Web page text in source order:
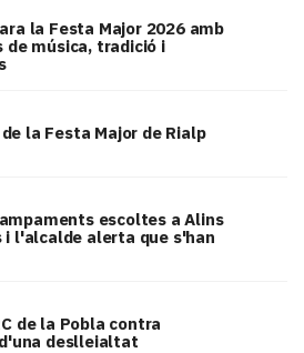
la Festa Major 2026 amb
música, tradició i
la Festa Major de Rialp
escoltes a Alins
l'alcalde alerta que s'han
de la Pobla contra
deslleialtat